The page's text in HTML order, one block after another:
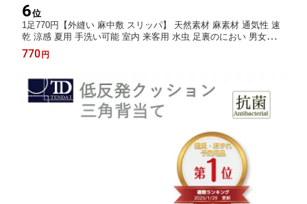
6位
1足770円【外縫い 麻中敷 スリッパ】 天然素材 麻素材 通気性 速
乾 涼感 夏用 手洗い可能 室内 来客用 水虫 足裏のにおい 男女兼用
メンズ レディース Mサイズ Lサイズ ルームシューズ おしゃれ シ
ンプル 快適 滑り止め 室内履き 履物 部屋履き 夏の蒸れ対策 快適
770円